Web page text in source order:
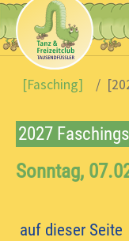
Skip to main content
You are here:
[Fasching]
2027
Sonntag,
auf dieser Seite